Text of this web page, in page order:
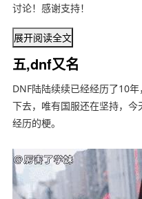
讨论！感谢支持！
展开阅读全文
五,dnf又名
DNF陆陆续续已经经历了10
下去，唯有国服还在坚持，
经历的梗。